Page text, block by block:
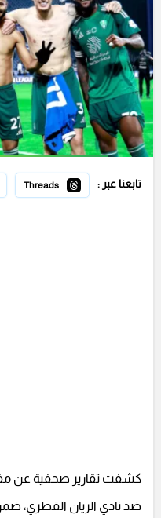
تابعنا عبر : Threads
كشفت تقارير صحفية عن